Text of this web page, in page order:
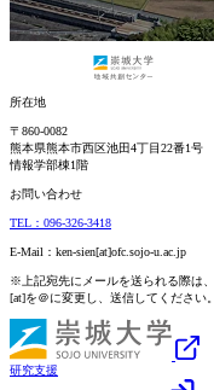
所在地
〒860-0082
熊本県熊本市西区池田4丁目22番1号
情報学部棟1階
お問い合わせ
TEL：096-326-3418
E-Mail：ken-sien[at]ofc.sojo-u.ac.jp
※上記宛先にメールを送られる際は、
[at]を＠に変更し、送信してください。
研究支援